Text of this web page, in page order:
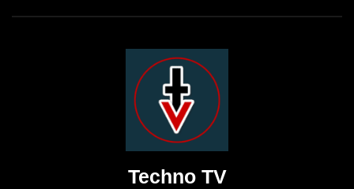
Techno TV